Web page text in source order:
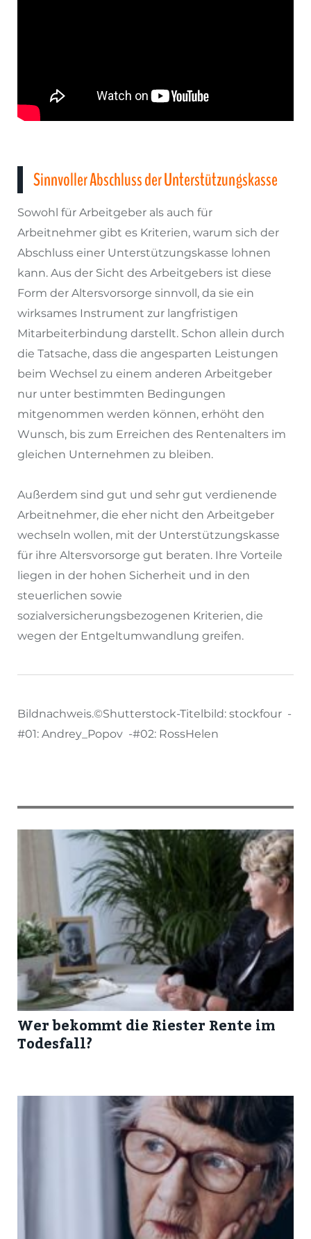
Sinnvoller Abschluss der Unterstützungskasse
Sowohl für Arbeitgeber als auch für
Arbeitnehmer gibt es Kriterien, warum sich der
Abschluss einer Unterstützungskasse lohnen
kann. Aus der Sicht des Arbeitgebers ist diese
Form der Altersvorsorge sinnvoll, da sie ein
wirksames Instrument zur langfristigen
Mitarbeiterbindung darstellt. Schon allein durch
die Tatsache, dass die angesparten Leistungen
beim Wechsel zu einem anderen Arbeitgeber
nur unter bestimmten Bedingungen
mitgenommen werden können, erhöht den
Wunsch, bis zum Erreichen des Rentenalters im
gleichen Unternehmen zu bleiben.
Außerdem sind gut und sehr gut verdienende
Arbeitnehmer, die eher nicht den Arbeitgeber
wechseln wollen, mit der Unterstützungskasse
für ihre Altersvorsorge gut beraten. Ihre Vorteile
liegen in der hohen Sicherheit und in den
steuerlichen sowie
sozialversicherungsbezogenen Kriterien, die
wegen der Entgeltumwandlung greifen.
Bildnachweis.©Shutterstock-Titelbild: stockfour -
#01: Andrey_Popov -#02: RossHelen
Wer bekommt die Riester Rente im
Todesfall?